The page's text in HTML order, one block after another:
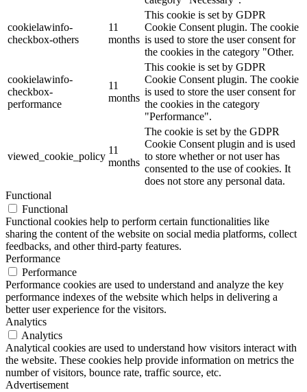
cookielawinfo-
checkbox-others
11
months
This cookie is set by GDPR
Cookie Consent plugin. The cookie
is used to store the user consent for
the cookies in the category "Other.
cookielawinfo-
checkbox-
performance
11
months
This cookie is set by GDPR
Cookie Consent plugin. The cookie
is used to store the user consent for
the cookies in the category
"Performance".
viewed_cookie_policy
11
months
The cookie is set by the GDPR
Cookie Consent plugin and is used
to store whether or not user has
consented to the use of cookies. It
does not store any personal data.
Functional
Functional
Functional cookies help to perform certain functionalities like
sharing the content of the website on social media platforms, collect
feedbacks, and other third-party features.
Performance
Performance
Performance cookies are used to understand and analyze the key
performance indexes of the website which helps in delivering a
better user experience for the visitors.
Analytics
Analytics
Analytical cookies are used to understand how visitors interact with
the website. These cookies help provide information on metrics the
number of visitors, bounce rate, traffic source, etc.
Advertisement